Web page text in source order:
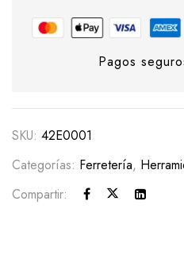
Pagos
SKU: 42E0001
Categorías: Ferretería,
Compartir: